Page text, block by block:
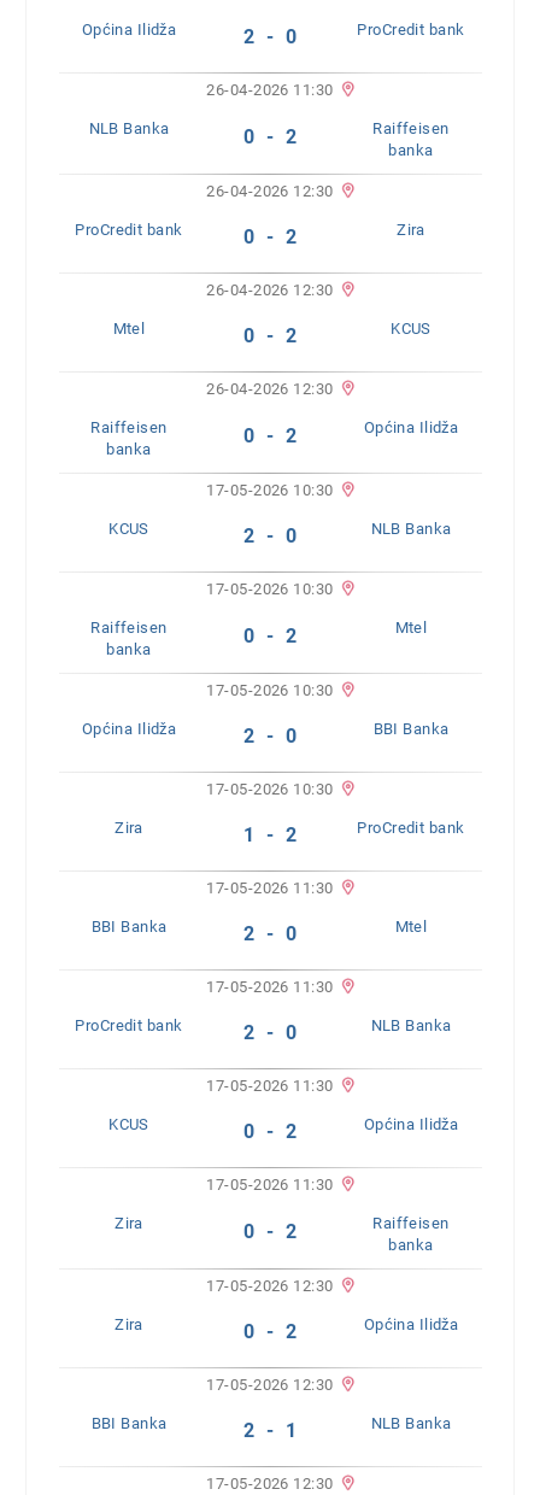
Općina Ilidža 2 - 0 ProCredit bank
26-04-2026 11:30
NLB Banka 0 - 2
Raiffeisen
banka
26-04-2026 12:30
ProCredit bank 0 - 2 Zira
26-04-2026 12:30
Mtel 0 - 2 KCUS
26-04-2026 12:30
Raiffeisen
banka
0 - 2 Općina Ilidža
17-05-2026 10:30
KCUS 2 - 0 NLB Banka
17-05-2026 10:30
Raiffeisen
banka
0 - 2 Mtel
17-05-2026 10:30
Općina Ilidža 2 - 0 BBI Banka
17-05-2026 10:30
Zira 1 - 2 ProCredit bank
17-05-2026 11:30
BBI Banka 2 - 0 Mtel
17-05-2026 11:30
ProCredit bank 2 - 0 NLB Banka
17-05-2026 11:30
KCUS 0 - 2 Općina Ilidža
17-05-2026 11:30
Zira 0 - 2
Raiffeisen
banka
17-05-2026 12:30
Zira 0 - 2 Općina Ilidža
17-05-2026 12:30
BBI Banka 2 - 1 NLB Banka
17-05-2026 12:30